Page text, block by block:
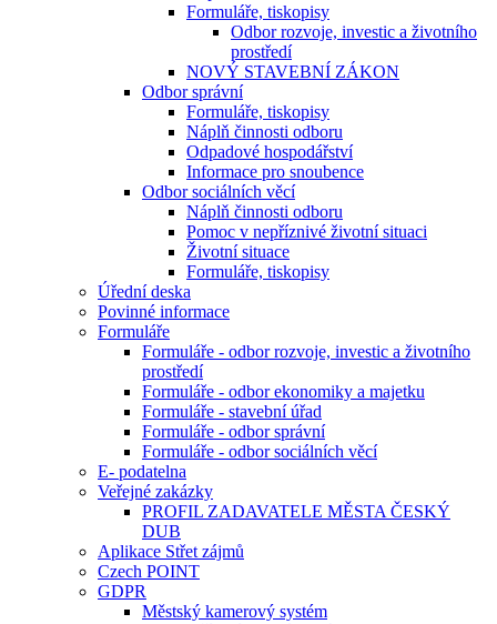
Formuláře, tiskopisy
Odbor rozvoje, investic a životního
prostředí
NOVÝ STAVEBNÍ ZÁKON
Odbor správní
Formuláře, tiskopisy
Náplň činnosti odboru
Odpadové hospodářství
Informace pro snoubence
Odbor sociálních věcí
Náplň činnosti odboru
Pomoc v nepříznivé životní situaci
Životní situace
Formuláře, tiskopisy
Úřední deska
Povinné informace
Formuláře
Formuláře - odbor rozvoje, investic a životního
prostředí
Formuláře - odbor ekonomiky a majetku
Formuláře - stavební úřad
Formuláře - odbor správní
Formuláře - odbor sociálních věcí
E- podatelna
Veřejné zakázky
PROFIL ZADAVATELE MĚSTA ČESKÝ
DUB
Aplikace Střet zájmů
Czech POINT
GDPR
Městský kamerový systém